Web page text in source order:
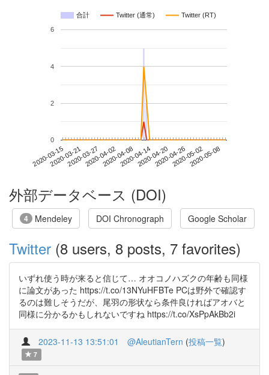
合計 Twitter (通常) Twitter (RT)
2020-03-152020-03-212020-03-272020-04-022020-04-082020-04-142020-04-202020-04-262020-05-022020-05-08
0
2
4
6
外部データベース (DOI)
4 Mendeley DOI Chronograph Google Scholar
Twitter (8 users, 8 posts, 7 favorites)
いずれ使う時が来ると信じて… オオコノハズクの年齢も同様
に論文があった https://t.co/13NYuHFBTe PCは野外で確認す
るのは難しそうだが、尾羽の形状なら条件良ければアオバと
同様に分かるかもしれないですね https://t.co/XsPpAkBb2i
2023-11-13 13:51:01 @AleutianTern (投稿一覧)
7